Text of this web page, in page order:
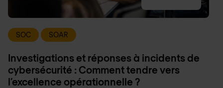
SOC SOAR
Investigations et réponses à incidents de
cybersécurité : Comment tendre vers
l’excellence opérationnelle ?